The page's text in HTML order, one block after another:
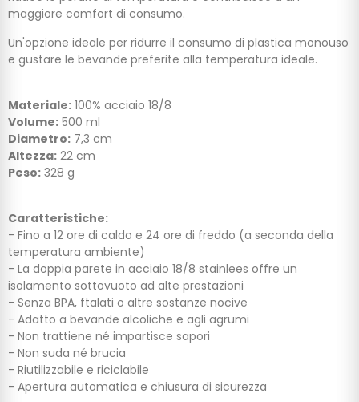
maggiore comfort di consumo.
Un'opzione ideale per ridurre il consumo di plastica monouso
e gustare le bevande preferite alla temperatura ideale.
Materiale: 100% acciaio 18/8
Volume: 500 ml
Diametro: 7,3 cm
Altezza: 22 cm
Peso: 328 g
Caratteristiche:
- Fino a 12 ore di caldo e 24 ore di freddo (a seconda della
temperatura ambiente)
- La doppia parete in acciaio 18/8 stainlees offre un
isolamento sottovuoto ad alte prestazioni
- Senza BPA, ftalati o altre sostanze nocive
- Adatto a bevande alcoliche e agli agrumi
- Non trattiene né impartisce sapori
- Non suda né brucia
- Riutilizzabile e riciclabile
- Apertura automatica e chiusura di sicurezza